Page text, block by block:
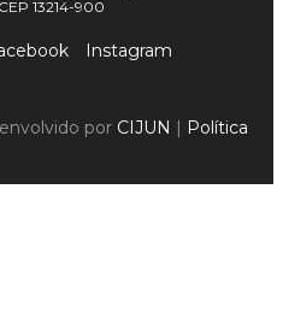
13214-900
Instagram
por CIJUN | Política